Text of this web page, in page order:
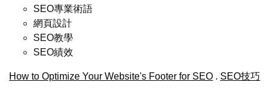
SEO專業術語
網頁設計
SEO教學
SEO績效
How to Optimize Your Website's Footer for SEO . SEO技巧